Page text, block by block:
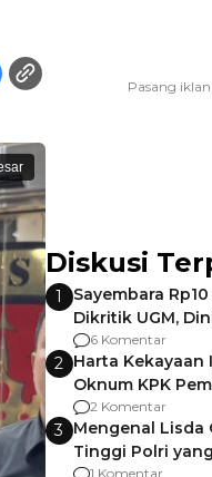
Diskusi
1
Sayembara
Dikritik UGM,
Gagalnya
6 Komentar
2 Harta Kekayaan
Oknum KPK
Pemalang
2 Komentar
3 Mengenal Lisda
Tinggi Polri
1 Komentar